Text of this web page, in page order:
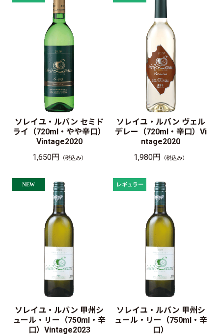
ソレイユ・ルバン セミド
ライ（720ml・やや辛口）
Vintage2020
1,650円 （税込み）
ソレイユ・ルバン ヴェル
デレー（720ml・辛口）Vi
ntage2020
1,980円 （税込み）
ソレイユ・ルバン 甲州シ
ュール・リー（750ml・辛
口）Vintage2023
ソレイユ・ルバン 甲州シ
ュール・リー（750ml・辛
口）